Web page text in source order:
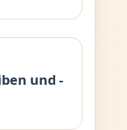
und -